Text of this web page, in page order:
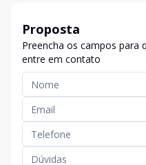
Proposta
Preencha os campos para
entre em contato